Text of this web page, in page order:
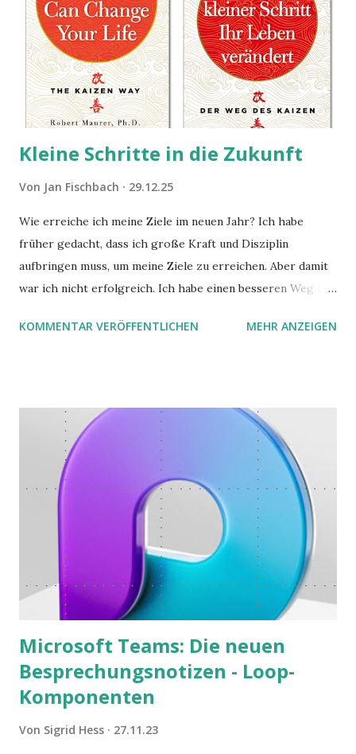
Kleine Schritte in die Zukunft
Von Jan Fischbach 29.12.25
Wie erreiche ich meine Ziele im neuen Jahr? Ich habe
früher gedacht, dass ich große Kraft und Disziplin
aufbringen muss, um meine Ziele zu erreichen. Aber damit
war ich nicht erfolgreich. Ich habe einen besseren Weg in
möchte. Darin habe ich zwei gute Begründungen gefunden,
KOMMENTAR VERÖFFENTLICHEN MEHR ANZEIGEN
Microsoft Teams: Die neuen
Besprechungsnotizen - Loop-
Komponenten
Von Sigrid Hess 27.11.23